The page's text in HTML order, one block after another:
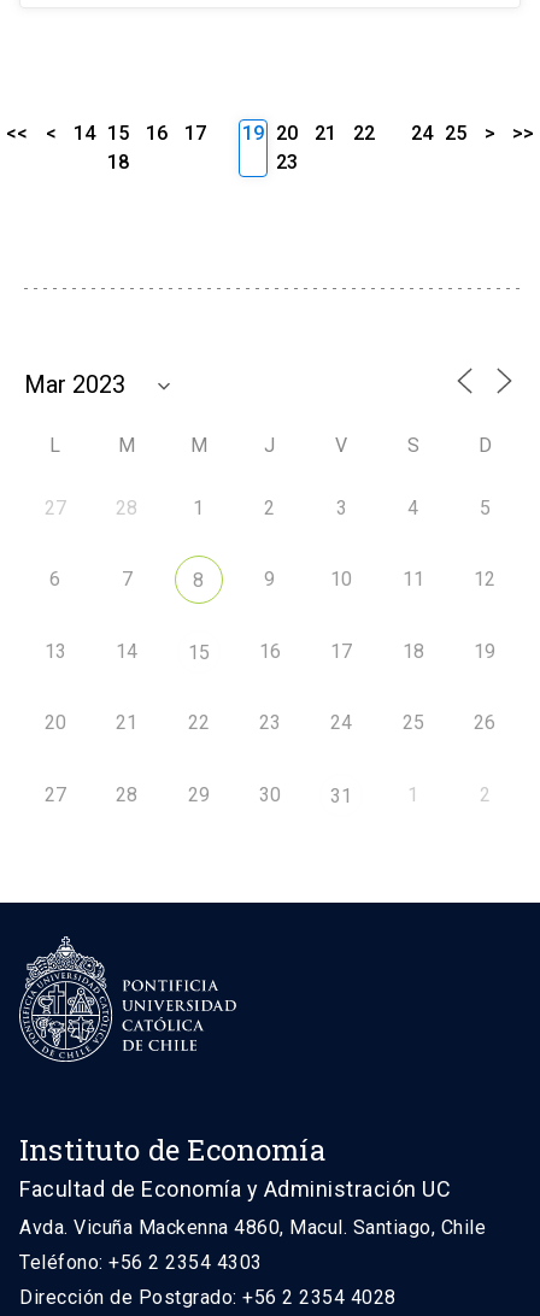
<< < 14 15 16
17
18
19 20 21
22
23
24 25 > >>
L M M J V S D
27 28 1 2 3 4 5
6 7 8 9 10 11 12
13 14 15 16 17 18 19
20 21 22 23 24 25 26
27 28 29 30 31 1 2
Instituto de Economía
Facultad de Economía y Administración UC
Avda. Vicuña Mackenna 4860, Macul. Santiago, Chile
Teléfono: +56 2 2354 4303
Dirección de Postgrado: +56 2 2354 4028